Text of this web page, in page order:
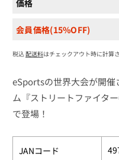
(1)
開
く
価格
会員価格(15%OFF)
税込配送料はチェックアウト時に計算さ
eSportsの世界大会が開催
ム『ストリートファイタ
で登場！
JANコード